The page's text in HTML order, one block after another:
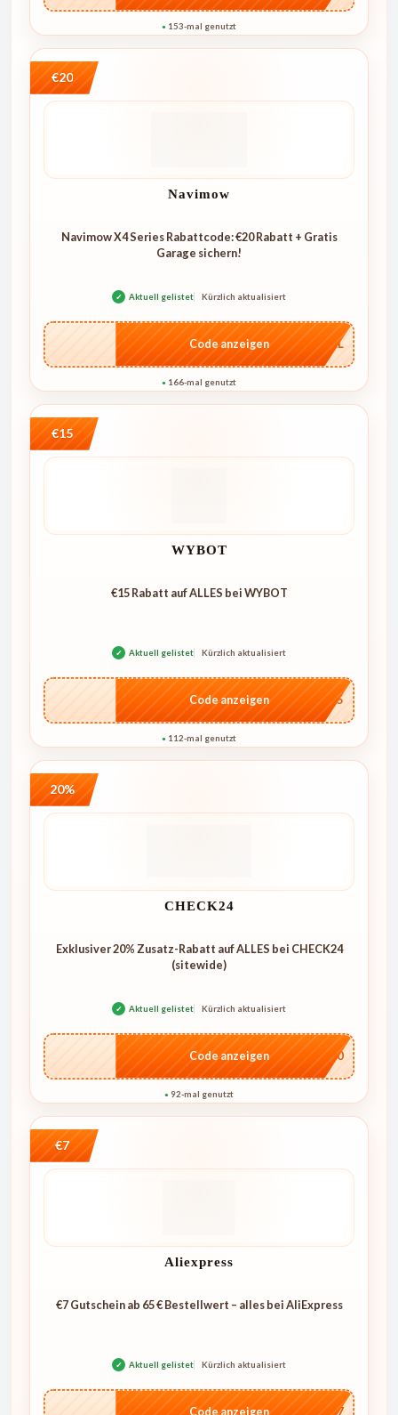
● 153-mal genutzt
€20
Navimow
Navimow X4 Series Rabattcode: €20 Rabatt + Gratis
Garage sichern!
✓ Aktuell gelistet Kürzlich aktualisiert
…4KL
Code anzeigen
● 166-mal genutzt
€15
WYBOT
€15 Rabatt auf ALLES bei WYBOT
✓ Aktuell gelistet Kürzlich aktualisiert
…go15
Code anzeigen
● 112-mal genutzt
20%
CHECK24
Exklusiver 20% Zusatz-Rabatt auf ALLES bei CHECK24
(sitewide)
✓ Aktuell gelistet Kürzlich aktualisiert
…ME20
Code anzeigen
● 92-mal genutzt
€7
Aliexpress
€7 Gutschein ab 65 € Bestellwert – alles bei AliExpress
✓ Aktuell gelistet Kürzlich aktualisiert
…E07
Code anzeigen